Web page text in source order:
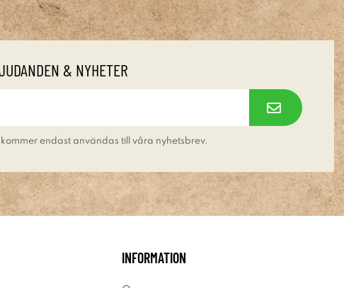
& NYHETER
endast användas till våra nyhetsbrev.
INFORMATION